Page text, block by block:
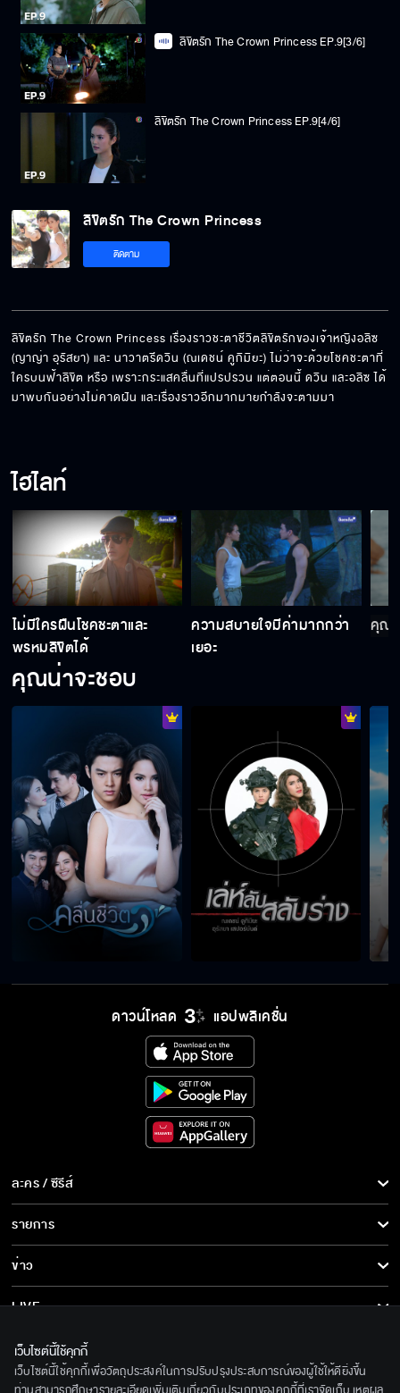
ลิขิตรัก The Crown Princess EP.9[3/6]
ลิขิตรัก The Crown Princess EP.9[4/6]
ลิขิตรัก The Crown Princess
ติดตาม
ลิขิตรัก The Crown Princess เรื่องราวชะตาชีวิตลิขิตรักของเจ้าหญิงอลิซ
(ญาญ่า อุรัสยา) และ นาวาตรีดวิน (ณเดชน์ คูกิมิยะ) ไม่ว่าจะด้วยโชคชะตาที่
ใครบนฟ้าลิขิต หรือ เพราะกระแสคลื่นที่แปรปรวน แต่ตอนนี้ ดวิน และอลิซ ได้
มาพบกันอย่างไม่คาดฝัน และเรื่องราวอีกมากมายกำลังจะตามมา
ไฮไลท์
ไม่มีใครฝืนโชคชะตาและ
พรหมลิขิตได้
ความสบายใจมีค่ามากกว่า
เยอะ
คุณเ
คุณน่าจะชอบ
ดาวน์โหลด แอปพลิเคชั่น
ละคร / ซีรีส์
ละคร/ซีรีส์
ซีรีส์นานาชาติ
การ์ตูน & เกม
รายการ
รายการทั้งหมด
ข่าว
ข่าวทั้งหมด
ข่าวประชาสัมพันธ์
LIVE
เกี่ยวกับเรา
BEC World
ติดตามเราได้ที่
เว็บไซต์นี้ใช้คุกกี้
เว็บไซต์นี้ใช้คุกกี้เพื่อวัตถุประสงค์ในการปรับปรุงประสบการณ์ของผู้ใช้ให้ดียิ่งขึ้น